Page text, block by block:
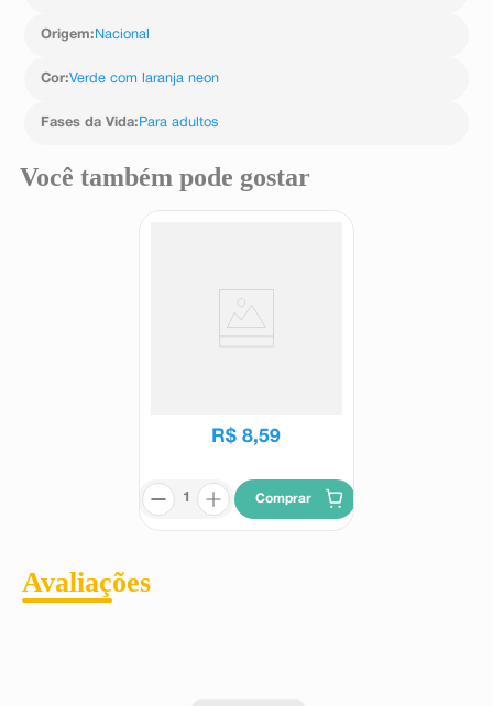
Origem: Nacional
Cor:Verde com laranja neon
Fases da Vida: Para adultos
Você também pode gostar
R$ 8,59
Comprar
Avaliações